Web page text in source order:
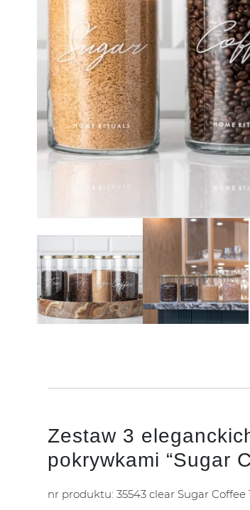
Zestaw 3
pokrywkami “Sugar
nr produktu: 35543 clear Sugar Coffee